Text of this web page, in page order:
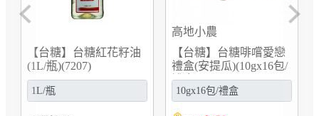
啡嚐愛戀
包/
【台糖】台糖鳳梨罐頭
(小)(227gx3罐/組)
(997223)
【台糖】台糖精
(500g/包
Previous Next